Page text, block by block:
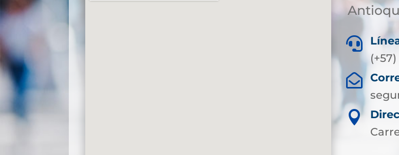


